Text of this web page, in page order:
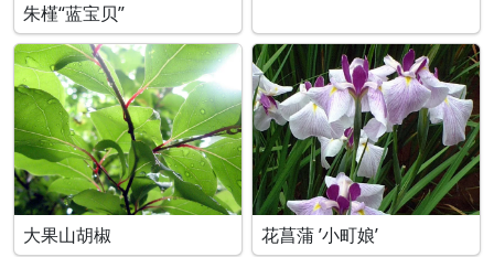
朱槿“蓝宝贝”
大果山胡椒 花菖蒲 ’小町娘’